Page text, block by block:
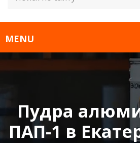
Пудра
ПАП-1 в